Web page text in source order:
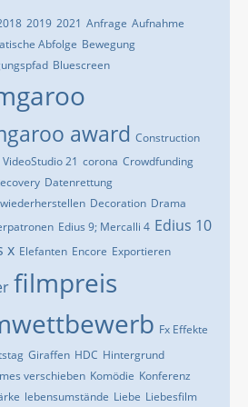
2019 2021 Anfrage Aufnahme
Abfolge Bewegung
Bluescreen
award Construction
21 corona Crowdfunding
Datenrettung
Decoration Drama
Edius 9; Mercalli 4 Edius 10
x Elefanten Encore Exportieren
filmpreis
Fx Effekte
Giraffen HDC Hintergrund
verschieben Komödie Konferenz
lebensumstände Liebe Liebesfilm